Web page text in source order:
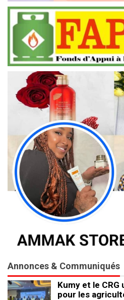
Annonces & Communiqués
Kumy et le
pour les